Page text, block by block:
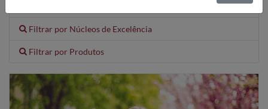
Filtrar por Núcleos de Excelência
Filtrar por Produtos